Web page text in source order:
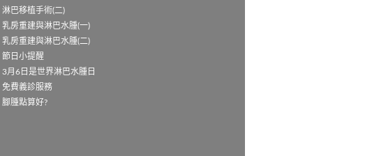
淋巴移植手術(二)
乳房重建與淋巴水腫(一)
乳房重建與淋巴水腫(二)
節日小提醒
3月6日是世界淋巴水腫日
免費義診服務
腳腫點算好?